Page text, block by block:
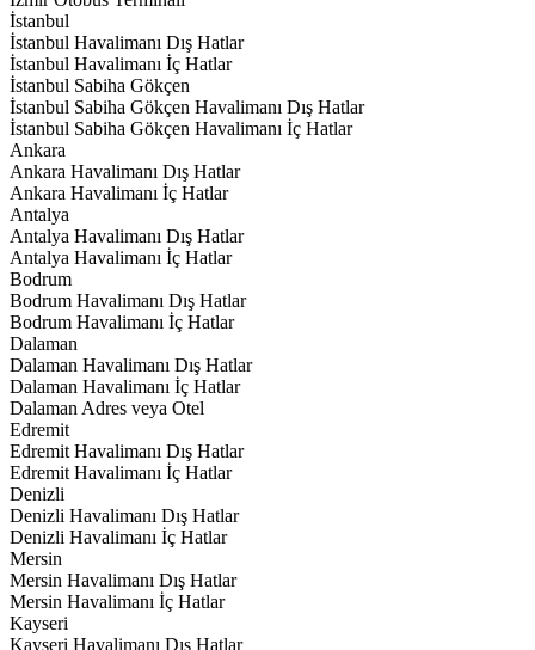
İstanbul
İstanbul Havalimanı Dış Hatlar
İstanbul Havalimanı İç Hatlar
İstanbul Sabiha Gökçen
İstanbul Sabiha Gökçen Havalimanı Dış Hatlar
İstanbul Sabiha Gökçen Havalimanı İç Hatlar
Ankara
Ankara Havalimanı Dış Hatlar
Ankara Havalimanı İç Hatlar
Antalya
Antalya Havalimanı Dış Hatlar
Antalya Havalimanı İç Hatlar
Bodrum
Bodrum Havalimanı Dış Hatlar
Bodrum Havalimanı İç Hatlar
Dalaman
Dalaman Havalimanı Dış Hatlar
Dalaman Havalimanı İç Hatlar
Dalaman Adres veya Otel
Edremit
Edremit Havalimanı Dış Hatlar
Edremit Havalimanı İç Hatlar
Denizli
Denizli Havalimanı Dış Hatlar
Denizli Havalimanı İç Hatlar
Mersin
Mersin Havalimanı Dış Hatlar
Mersin Havalimanı İç Hatlar
Kayseri
Kayseri Havalimanı Dış Hatlar